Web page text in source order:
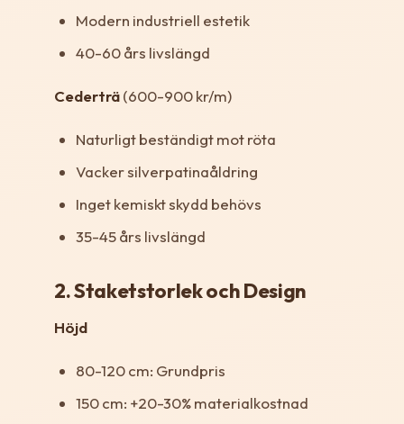
Modern industriell estetik
40-60 års livslängd
Cederträ(600-900 kr/m)
Naturligt beständigt mot röta
Vacker silverpatinaåldring
Inget kemiskt skydd behövs
35-45 års livslängd
2. Staketstorlek och Design
Höjd
80-120 cm: Grundpris
150 cm: +20-30% materialkostnad